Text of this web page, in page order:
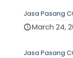
Jasa Pasang
March 24,
Jasa Pasang